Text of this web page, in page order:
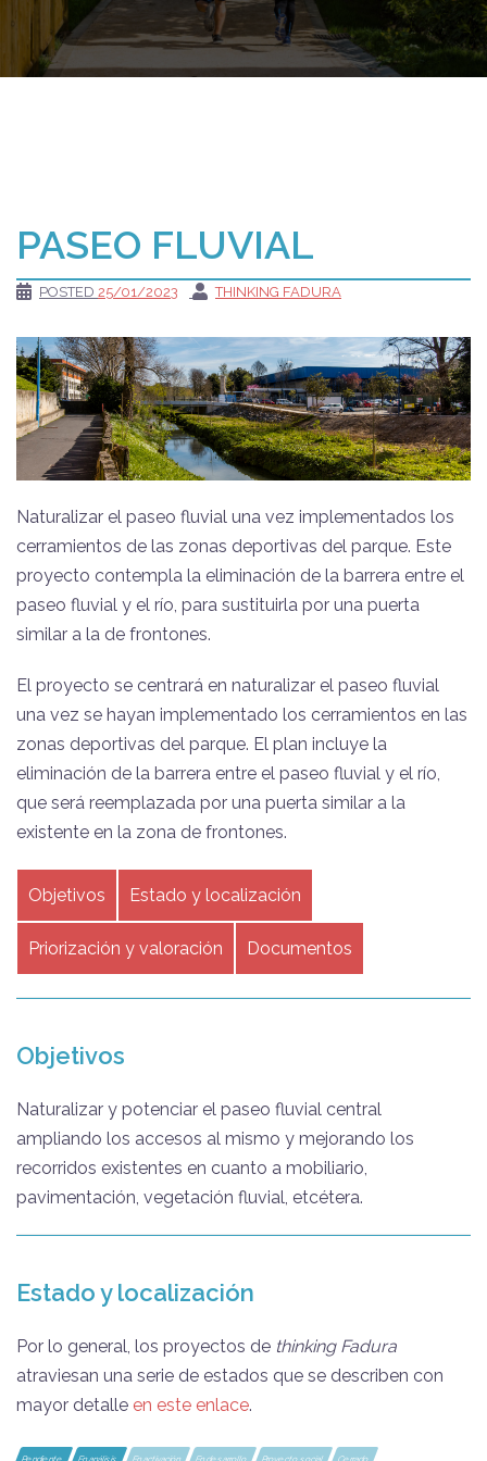
PASEO FLUVIAL
POSTED 25/01/2023 THINKING FADURA
Naturalizar el paseo fluvial una vez implementados los
cerramientos de las zonas deportivas del parque. Este
proyecto contempla la eliminación de la barrera entre el
paseo fluvial y el río, para sustituirla por una puerta
similar a la de frontones.
El proyecto se centrará en naturalizar el paseo fluvial
una vez se hayan implementado los cerramientos en las
zonas deportivas del parque. El plan incluye la
eliminación de la barrera entre el paseo fluvial y el río,
que será reemplazada por una puerta similar a la
existente en la zona de frontones.
Objetivos Estado y localización
Priorización y valoración Documentos
Objetivos
Naturalizar y potenciar el paseo fluvial central
ampliando los accesos al mismo y mejorando los
recorridos existentes en cuanto a mobiliario,
pavimentación, vegetación fluvial, etcétera.
Estado y localización
Por lo general, los proyectos de thinking Fadura
atraviesan una serie de estados que se describen con
mayor detalle en este enlace.
Pendiente En análisis En activación En desarrollo Proyecto social Cerrado